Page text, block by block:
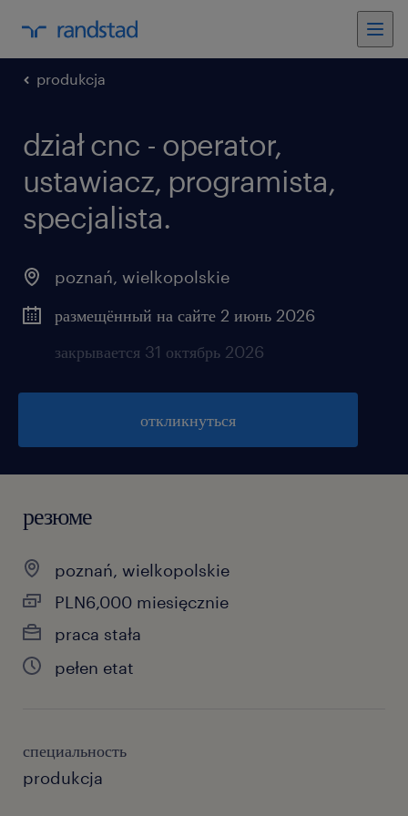
produkcja
dział cnc - operator,
ustawiacz, programista,
specjalista.
poznań, wielkopolskie
размещённый на сайте 2 июнь 2026
закрывается 31 октябрь 2026
откликнуться
резюме
poznań, wielkopolskie
PLN6,000 miesięcznie
praca stała
pełen etat
специальность
produkcja